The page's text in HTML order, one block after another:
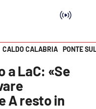
CALDO CALABRIA PONTE
a LaC: «Se
A resto in